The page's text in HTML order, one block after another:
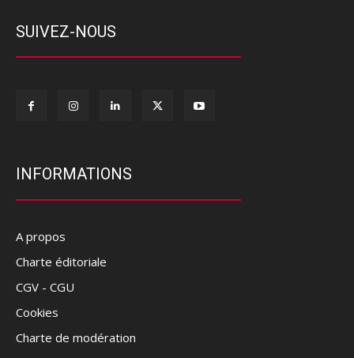
SUIVEZ-NOUS
INFORMATIONS
A propos
Charte éditoriale
CGV - CGU
Cookies
Charte de modération